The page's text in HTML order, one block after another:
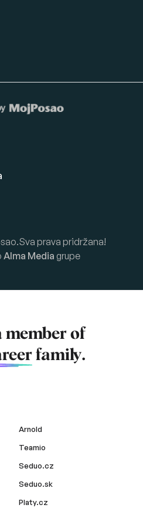
prava pridržana!
Alma Media grupe
member of
family.
Arnold
Teamio
Seduo.cz
Seduo.sk
Platy.cz